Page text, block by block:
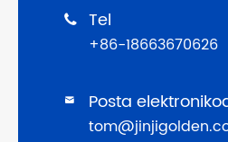
 Tel
+86-18663670626
 Posta